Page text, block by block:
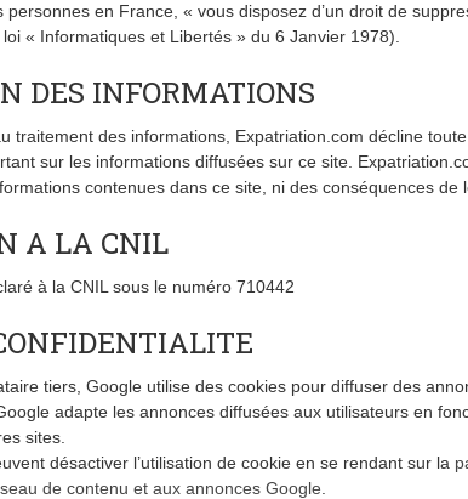
personnes en France, « vous disposez d’un droit de
« Informatiques et Libertés » du 6 Janvier 1978).
DES INFORMATIONS
traitement des informations, Expatriation.com décline
sur les informations diffusées sur ce site.
contenues dans ce site, ni des conséquences de
A LA CNIL
à la CNIL sous le numéro 710442
tiers, Google utilise des cookies pour diffuser des
adapte les annonces diffusées aux utilisateurs en
sites.
désactiver l’utilisation de cookie en se rendant sur la
de contenu et aux annonces Google